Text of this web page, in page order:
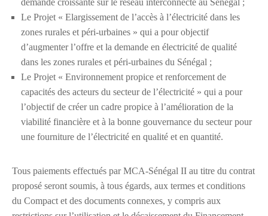
Le Projet « Elargissement de l’accès à l’électricité dans les
zones rurales et péri-urbaines » qui a pour objectif
d’augmenter l’offre et la demande en électricité de qualité
dans les zones rurales et péri-urbaines du Sénégal ;
Le Projet « Environnement propice et renforcement de
capacités des acteurs du secteur de l’électricité » qui a pour
l’objectif de créer un cadre propice à l’amélioration de la
viabilité financière et à la bonne gouvernance du secteur pour
une fourniture de l’électricité en qualité et en quantité.
Tous paiements effectués par MCA-Sénégal II au titre du contrat
proposé seront soumis, à tous égards, aux termes et conditions
du Compact et des documents connexes, y compris aux